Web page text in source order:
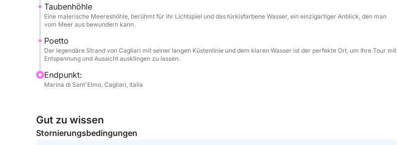
Taubenhöhle
Eine malerische Meereshöhle, berühmt für ihr Lichtspiel und das türkisfarbene Wasser, ein einzigartiger Anblick, den man
vom Meer aus bewundern kann.
Poetto
Der legendäre Strand von Cagliari mit seiner langen Küstenlinie und dem klaren Wasser ist der perfekte Ort, um Ihre Tour mit
Entspannung und Aussicht ausklingen zu lassen.
Endpunkt:
Marina di Sant'Elmo, Cagliari, Italia
Gut zu wissen
Stornierungsbedingungen